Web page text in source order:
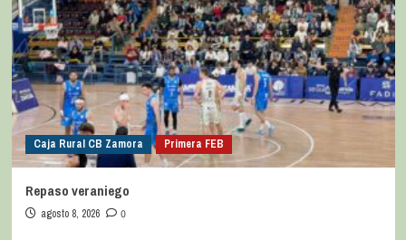
Caja Rural CB Zamora Primera FEB
Repaso veraniego
agosto 8, 2026 0